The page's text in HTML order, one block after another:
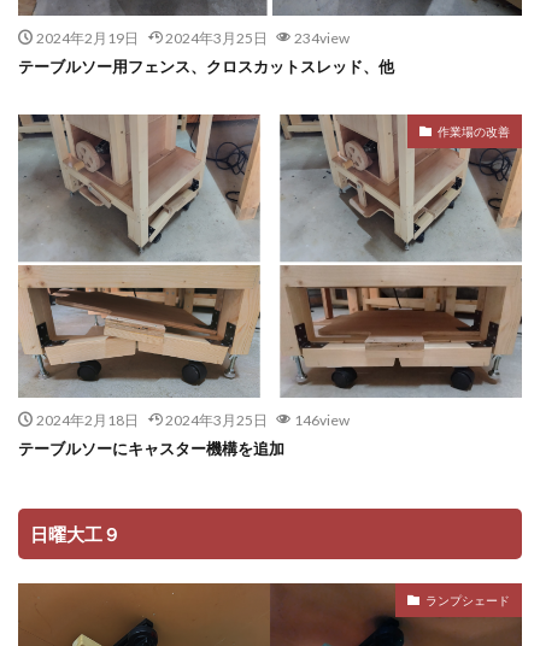
2024年2月19日 2024年3月25日 234view
テーブルソー用フェンス、クロスカットスレッド、他
作業場の改善
2024年2月18日 2024年3月25日 146view
テーブルソーにキャスター機構を追加
日曜大工９
ランプシェード